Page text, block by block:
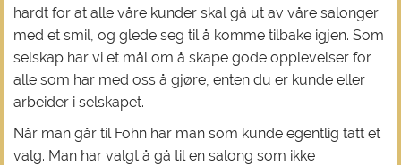
hardt for at alle våre kunder skal gå ut av våre salonger
med et smil, og glede seg til å komme tilbake igjen. Som
selskap har vi et mål om å skape gode opplevelser for
alle som har med oss å gjøre, enten du er kunde eller
arbeider i selskapet.
Når man går til Föhn har man som kunde egentlig tatt et
valg. Man har valgt å gå til en salong som ikke